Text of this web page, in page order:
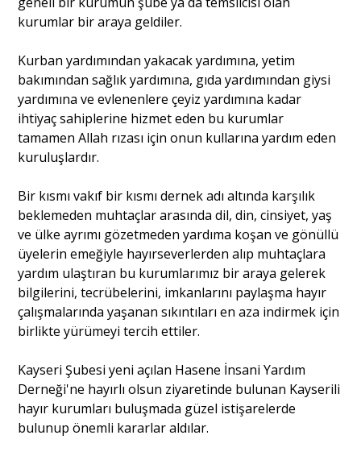
Yazı Dizisi
Portre
Yazarlar
Eğitim
Dosya Haber
Ankara Analiz
Sağlık
kurumlar bir araya geldiler.
Kurban yardımından yakacak yardımına, yetim
bakımından sağlık yardımına, gıda yardımından giysi
yardımına ve evlenenlere çeyiz yardımına kadar
ihtiyaç sahiplerine hizmet eden bu kurumlar
tamamen Allah rızası için onun kullarına yardım eden
kuruluşlardır.
Bir kısmı vakıf bir kısmı dernek adı altında karşılık
beklemeden muhtaçlar arasında dil, din, cinsiyet, yaş
ve ülke ayrımı gözetmeden yardıma koşan ve gönüllü
üyelerin emeğiyle hayırseverlerden alıp muhtaçlara
yardım ulaştıran bu kurumlarımız bir araya gelerek
bilgilerini, tecrübelerini, imkanlarını paylaşma hayır
çalışmalarında yaşanan sıkıntıları en aza indirmek için
birlikte yürümeyi tercih ettiler.
Kayseri Şubesi yeni açılan Hasene İnsani Yardım
Derneği'ne hayırlı olsun ziyaretinde bulunan Kayserili
hayır kurumları buluşmada güzel istişarelerde
bulunup önemli kararlar aldılar.